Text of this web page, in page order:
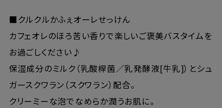
■クルクルかふぇオーレせっけん
カフェオレのほろ苦い香りで楽しいご褒美バスタイムを
お過ごしください♪
保湿成分のミルク（乳酸桿菌／乳発酵液[牛乳]）とシュ
ガースクワラン（スクワラン）配合。
クリーミーな泡でなめらか潤うお肌に。